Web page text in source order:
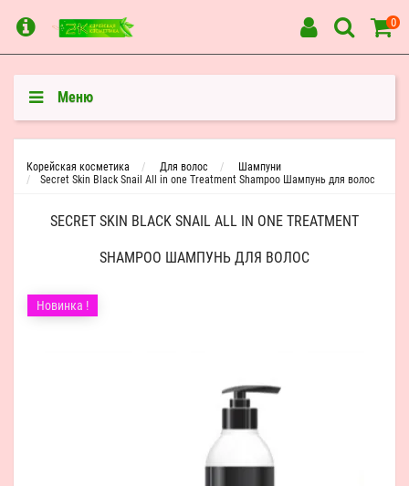
0
Меню
Корейская косметика Для волос
Шампуни
Secret Skin Black Snail All in one Treatment Shampoo Шампунь для волос
SECRET SKIN BLACK SNAIL ALL IN ONE TREATMENT
SHAMPOO ШАМПУНЬ ДЛЯ ВОЛОС
Новинка !